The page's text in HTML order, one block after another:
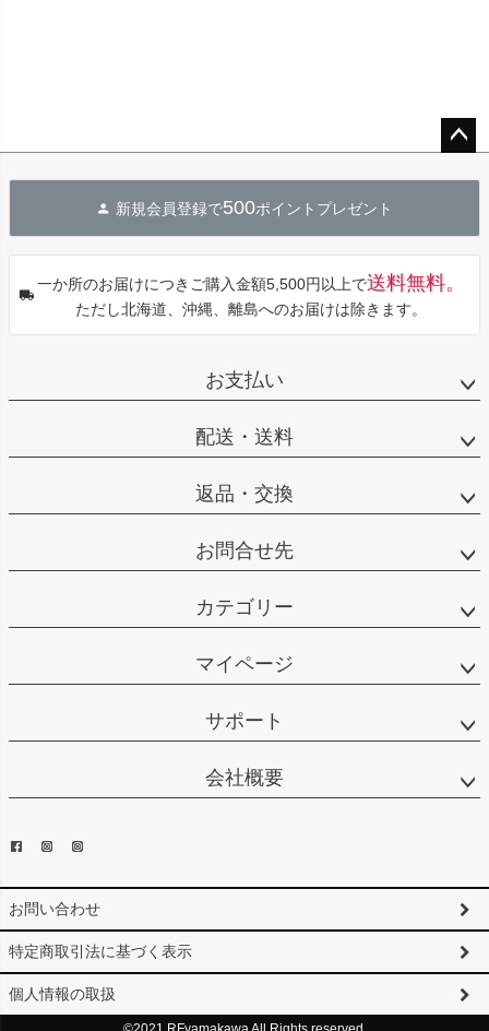
へ
新規会員登録で500ポイントプレゼント
一か所のお届けにつきご購入金額5,500円以上で送料無料。
ただし北海道、沖縄、離島へのお届けは除きます。
お支払い
配送・送料
返品・交換
お問合せ先
カテゴリー
マイページ
サポート
会社概要
お問い合わせ
特定商取引法に基づく表示
個人情報の取扱